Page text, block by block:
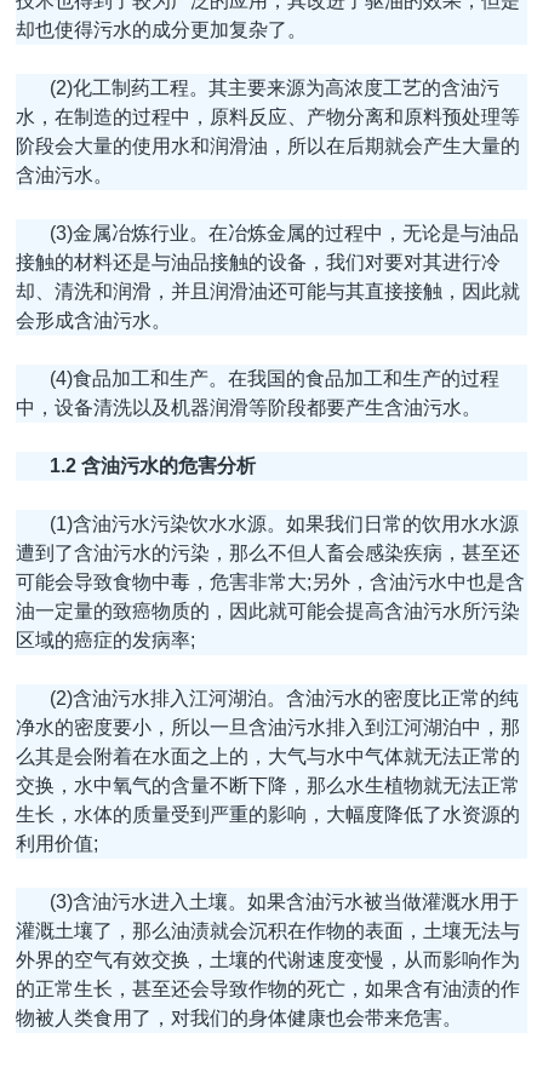
却也使得污水的成分更加复杂了。
(2)化工制药工程。其主要来源为高浓度工艺的含油污
水，在制造的过程中，原料反应、产物分离和原料预处理等
阶段会大量的使用水和润滑油，所以在后期就会产生大量的
含油污水。
(3)金属冶炼行业。在冶炼金属的过程中，无论是与油品
接触的材料还是与油品接触的设备，我们对要对其进行冷
却、清洗和润滑，并且润滑油还可能与其直接接触，因此就
会形成含油污水。
(4)食品加工和生产。在我国的食品加工和生产的过程
中，设备清洗以及机器润滑等阶段都要产生含油污水。
1.2 含油污水的危害分析
(1)含油污水污染饮水水源。如果我们日常的饮用水水源
遭到了含油污水的污染，那么不但人畜会感染疾病，甚至还
可能会导致食物中毒，危害非常大;另外，含油污水中也是含
油一定量的致癌物质的，因此就可能会提高含油污水所污染
区域的癌症的发病率;
(2)含油污水排入江河湖泊。含油污水的密度比正常的纯
净水的密度要小，所以一旦含油污水排入到江河湖泊中，那
么其是会附着在水面之上的，大气与水中气体就无法正常的
交换，水中氧气的含量不断下降，那么水生植物就无法正常
生长，水体的质量受到严重的影响，大幅度降低了水资源的
利用价值;
(3)含油污水进入土壤。如果含油污水被当做灌溉水用于
灌溉土壤了，那么油渍就会沉积在作物的表面，土壤无法与
外界的空气有效交换，土壤的代谢速度变慢，从而影响作为
的正常生长，甚至还会导致作物的死亡，如果含有油渍的作
物被人类食用了，对我们的身体健康也会带来危害。